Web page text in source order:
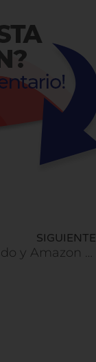
SIGUIENTE
Las tiendas cerrando y Amazon creciendo | Vende en Amazon y unete a la revolucion